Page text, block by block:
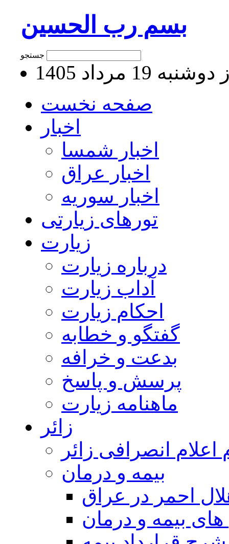
بسم رب الحسین
19 مرداد 1405
صفحه نخست
اخبار
اخبار شمسا
اخبار عراق
اخبار سوریه
تورهای زیارتی
زیارت
درباره زیارت
آداب زیارت
احکام زیارت
گفتگو و خطابه
بدعت و خرافه
پرسش و پاسخ
ماهنامه زیارت
زائر
اعلام انصرافی زائر
بيمه و درمان
احمر در عراق
بیمه و درمان